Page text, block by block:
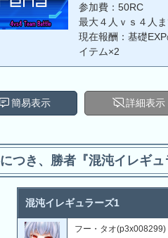
参加費：50RC
最大４人ｖｓ４人
現在報酬：基礎
イテム×2
簡易表示 詳細表示
つき、勝者『混沌イレギュ
混沌イレギュラーズ1
フー・タオ(p3x008299)